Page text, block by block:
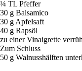
¼ TL Pfeffer
30 g Balsamico
30 g Apfelsaft
40 g Rapsöl
zu einer Vinaigrette
Zum Schluss
50 g Walnusshälften